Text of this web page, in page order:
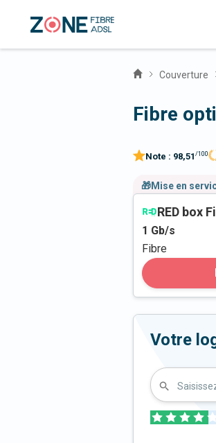
Couverture
Fibre
Note : 98,51 /100
🎁Mise en
RED box
1 Gb/s
Fibre
Votre